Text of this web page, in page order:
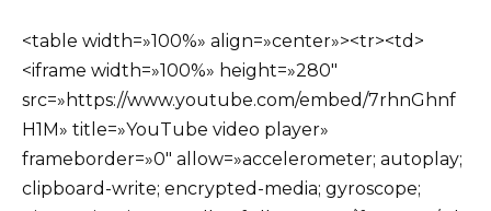
<table width=»100%» align=»center»><tr><td>
<iframe width=»100%» height=»280″
src=»https://www.youtube.com/embed/7rhnGhnf
H1M» title=»YouTube video player»
frameborder=»0″ allow=»accelerometer; autoplay;
clipboard-write; encrypted-media; gyroscope;